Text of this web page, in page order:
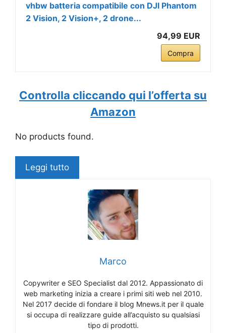
vhbw batteria compatibile con DJI Phantom
2 Vision, 2 Vision+, 2 drone...
94,99 EUR
Compra
Controlla cliccando qui l’offerta su
Amazon
No products found.
Leggi tutto
Marco
Copywriter e SEO Specialist dal 2012. Appassionato di
web marketing inizia a creare i primi siti web nel 2010.
Nel 2017 decide di fondare il blog Mnews.it per il quale
si occupa di realizzare guide all’acquisto su qualsiasi
tipo di prodotti.